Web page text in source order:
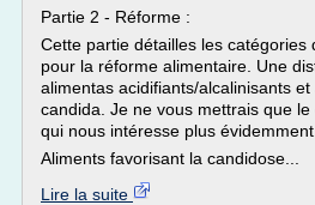
Partie 2 - Réforme :
Cette partie détailles les catégories
pour la réforme alimentaire. Une
alimentas acidifiants/alcalinisants
candida. Je ne vous mettrais que
qui nous intéresse plus évidemment.
Aliments favorisant la candidose...
Lire la suite